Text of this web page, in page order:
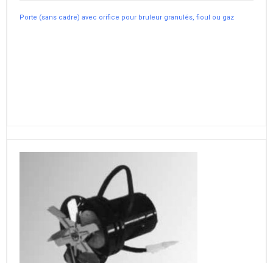
Porte (sans cadre) avec orifice pour bruleur granulés, fioul ou gaz